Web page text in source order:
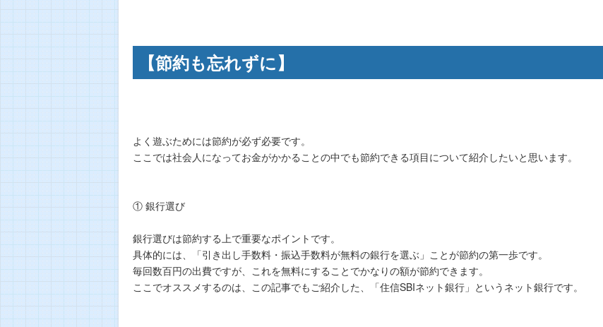
【節約も忘れずに】
よく遊ぶためには節約が必ず必要です。
ここでは社会人になってお金がかかることの中でも節約できる項目について紹介したいと思います。
① 銀行選び
銀行選びは節約する上で重要なポイントです。
具体的には、「引き出し手数料・振込手数料が無料の銀行を選ぶ」ことが節約の第一歩です。
毎回数百円の出費ですが、これを無料にすることでかなりの額が節約できます。
ここでオススメするのは、この記事でもご紹介した、「住信SBIネット銀行」というネット銀行です。